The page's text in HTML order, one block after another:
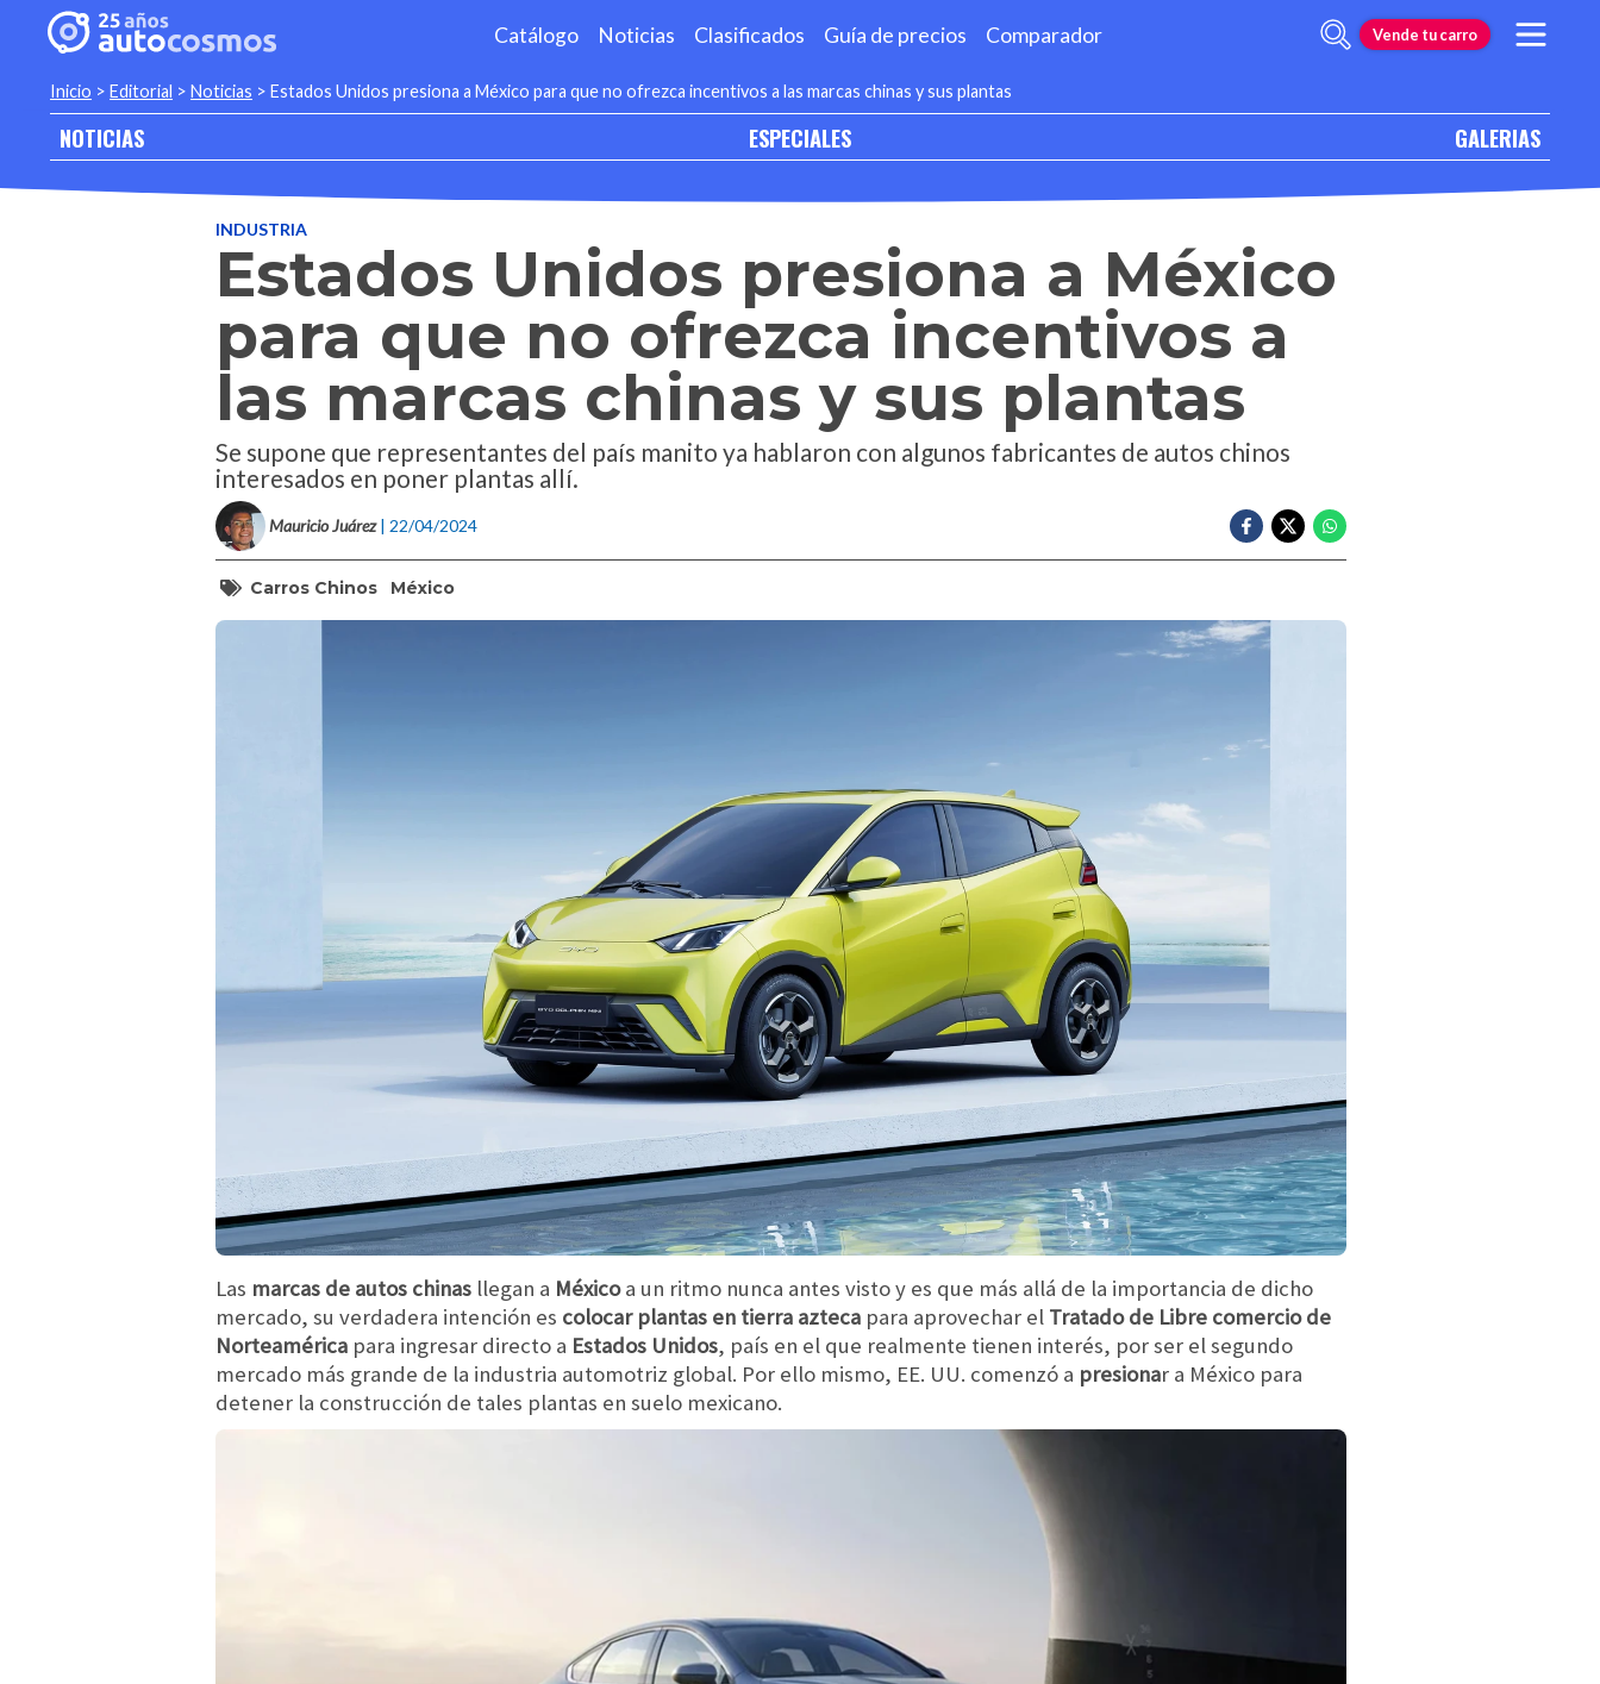
Catálogo Noticias Clasificados Guía de precios Comparador Vende tu carro
Inicio > Editorial > Noticias > Estados Unidos presiona a México para que no ofrezca incentivos a las marcas chinas y sus plantas
NOTICIAS ESPECIALES GALERIAS
INDUSTRIA
Estados Unidos presiona a México
para que no ofrezca incentivos a
las marcas chinas y sus plantas
Se supone que representantes del país manito ya hablaron con algunos fabricantes de autos chinos
interesados en poner plantas allí.
Mauricio Juárez | 22/04/2024
Carros Chinos México
Las marcas de autos chinas llegan a Méxicoa un ritmo nunca antes visto y es que más allá de la importancia de dicho
mercado, su verdadera intención es colocar plantas en tierra azteca para aprovechar el Tratado de Libre comercio de
Norteamérica para ingresar directo a Estados Unidos, país en el que realmente tienen interés, por ser el segundo
mercado más grande de la industria automotriz global. Por ello mismo, EE. UU. comenzó a presionar a México para
detener la construcción de tales plantas en suelo mexicano.